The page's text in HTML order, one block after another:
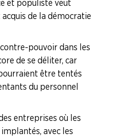
et populiste veut
de la démocratie
pouvoir dans les
de se déliter, car
être tentés
du personnel
entreprises où les
avec les